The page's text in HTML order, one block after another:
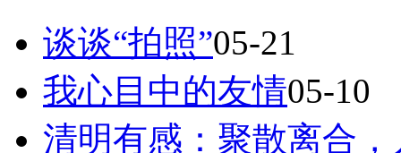
谈谈“拍照”05-21
我心目中的友情05-10
清明有感：聚散离合